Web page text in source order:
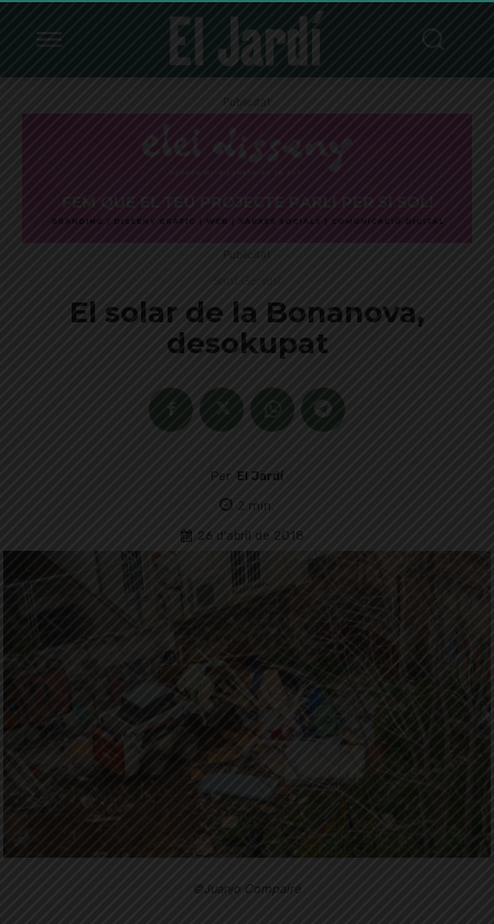
Publicitat
Publicitat
El solar de la Bonanova,
desokupat
Per El Jardí
2 min.
26 d'abril de 2018
©Juanjo Compairé